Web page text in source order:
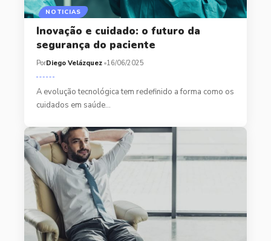
NOTICIAS
Inovação e cuidado: o futuro da
segurança do paciente
PorDiego Velázquez 16/06/2025
A evolução tecnológica tem redefinido a forma como os
cuidados em saúde…